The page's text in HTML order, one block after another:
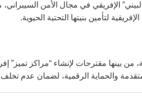
الإفريقي في مجال الأمن السيبراني،
لتأمين بنيتها التحتية الحيوية.
بينها مقترحات لإنشاء “مراكز تميز”
والحماية الرقمية، لضمان عدم تخلف